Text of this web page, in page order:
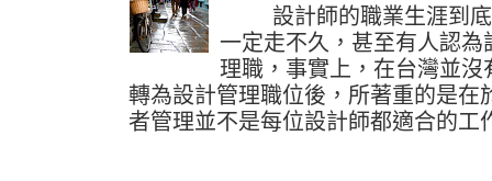
設計師的職業生涯到底
一定走不久，甚至有人認
理職，事實上，在台灣並
轉為設計管理職位後，所著重的是
者管理並不是每位設計師都適合的工